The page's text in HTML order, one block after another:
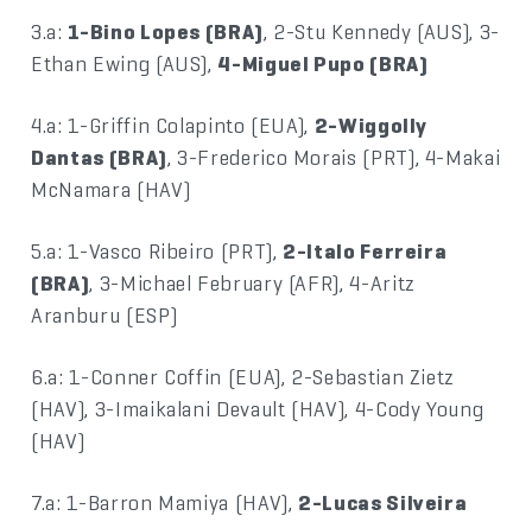
3.a: 1-Bino Lopes (BRA), 2-Stu Kennedy (AUS), 3-
Ethan Ewing (AUS), 4-Miguel Pupo (BRA)
4.a: 1-Griffin Colapinto (EUA), 2-Wiggolly
Dantas (BRA), 3-Frederico Morais (PRT), 4-Makai
McNamara (HAV)
5.a: 1-Vasco Ribeiro (PRT), 2-Italo Ferreira
(BRA), 3-Michael February (AFR), 4-Aritz
Aranburu (ESP)
6.a: 1-Conner Coffin (EUA), 2-Sebastian Zietz
(HAV), 3-Imaikalani Devault (HAV), 4-Cody Young
(HAV)
7.a: 1-Barron Mamiya (HAV), 2-Lucas Silveira